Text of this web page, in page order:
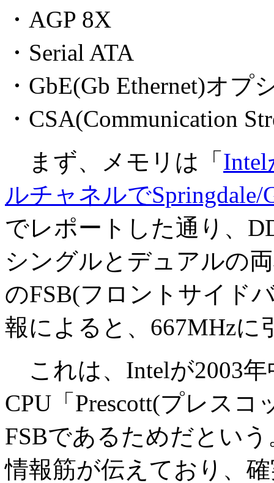
・AGP 8X
・Serial ATA
・GbE(Gb Ethernet)オプ
・CSA(Communication
まず、メモリは「
ルチャネルでSpringdale/
でレポートした通り、
シングルとデュアルの
のFSB(フロントサイド
報によると、667MHz
これは、Intelが2003
CPU「Prescott(プレスコ
FSBであるためだとい
情報筋が伝えており、